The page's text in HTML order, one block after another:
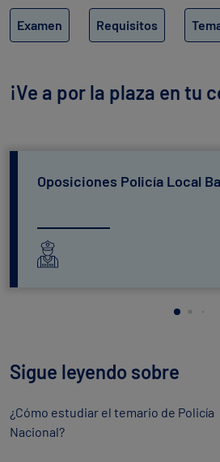
Examen Requisitos
¡Ve a por la plaza en tu
Oposiciones Policía Local
Sigue leyendo sobre
¿Cómo estudiar el temario de Policía
Nacional?